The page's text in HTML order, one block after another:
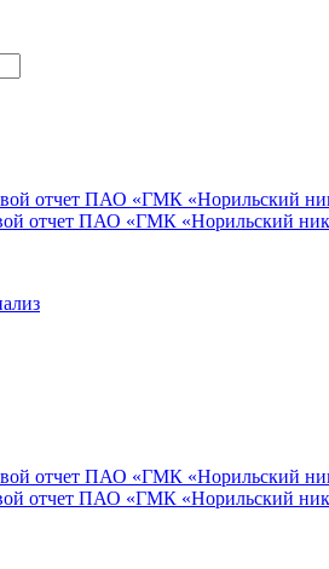
отчет ПАО «ГМК «Норильский
отчет ПАО «ГМК «Норильский
отчет ПАО «ГМК «Норильский
отчет ПАО «ГМК «Норильский